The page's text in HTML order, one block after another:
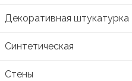
Декоративная штукатурка
Синтетическая
Стены